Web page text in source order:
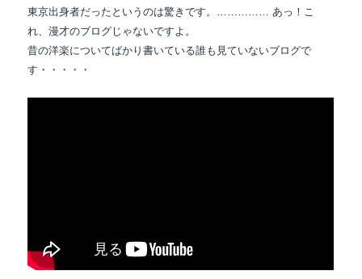
東京出身者だったというのは驚きです。…………… あっ！こ
れ、漫才のブログじゃないですよ。
昔の洋楽についてばかり書いている誰も見ていないブログで
す・・・・・